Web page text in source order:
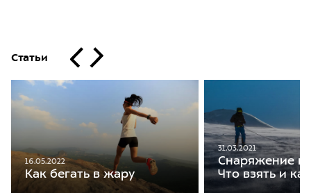
Статьи
16.05.2022
Как бегать в жару
31.03.2021
Снаряжение
Что взять и